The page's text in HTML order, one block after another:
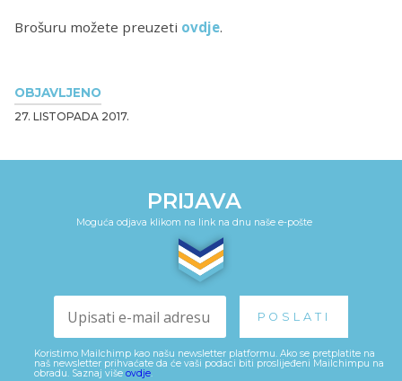
OBJAVLJENO
27. LISTOPADA 2017.
Brošuru možete preuzeti ovdje.
PRIJAVA
Moguća odjava klikom na link na dnu naše e-pošte
Koristimo Mailchimp kao našu newsletter platformu. Ako se pretplatite na
naš newsletter prihvaćate da će vaši podaci biti proslijeđeni Mailchimpu na
obradu. Saznaj više ovdje.